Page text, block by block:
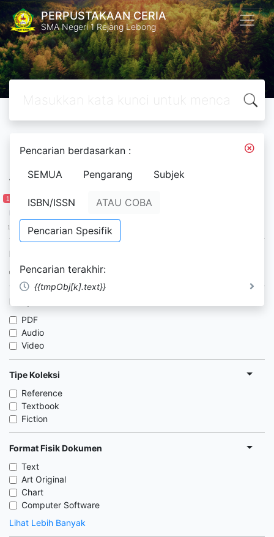
PERPUSTAKAAN CERIA
SMA Negeri 1 Rejang Lebong
Pencarian berdasarkan :
SEMUA
Pengarang Subjek
ISBN/ISSN ATAU COBA
Pencarian Spesifik
Pencarian terakhir:
{{tmpObj[k].text}}
Ditapis dengan
Tahun Penerbitan
1 947
1 947 1 982
Ketersediaan
Tersedia di Rak
Lampiran
PDF
Audio
Video
Tipe Koleksi
Reference
Textbook
Fiction
Format Fisik Dokumen
Text
Art Original
Chart
Computer Software
Lihat Lebih Banyak